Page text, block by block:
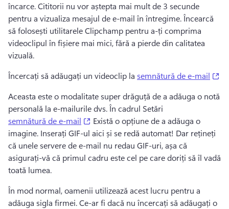
încarce. Cititorii nu vor aștepta mai mult de 3 secunde
pentru a vizualiza mesajul de e-mail în întregime. Încearcă
să folosești utilitarele Clipchamp pentru a-ți comprima
videoclipul în fișiere mai mici, fără a pierde din calitatea
vizuală.
Încercați să adăugați un videoclip la semnătură de e-mail
Aceasta este o modalitate super drăguță de a adăuga o notă
personală la e-mailurile dvs. În cadrul Setări
semnătură de e-mail
(opens in a new tab)
Există o opțiune de a adăuga o
imagine. Inserați GIF-ul aici și se redă automat! Dar rețineți
că unele servere de e-mail nu redau GIF-uri, așa că
asigurați-vă că primul cadru este cel pe care doriți să îl vadă
toată lumea.
În mod normal, oamenii utilizează acest lucru pentru a
adăuga sigla firmei. Ce-ar fi dacă nu încercați să adăugați o